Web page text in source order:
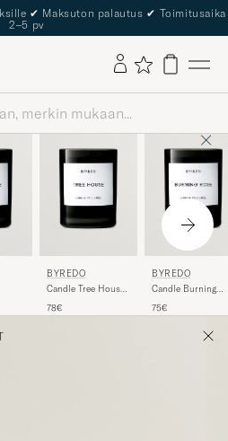
✔ Maksuton palautus ✔ Toimitusaika
2–5 pv
BYREDO
Candle Tree House
78€
BYREDO
Candle Burning
75€